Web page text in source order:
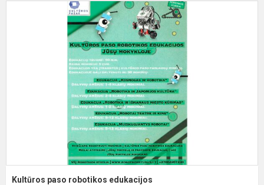
Kultūros paso robotikos edukacijos